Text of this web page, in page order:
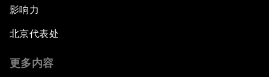
影响力
北京代表处
更多内容